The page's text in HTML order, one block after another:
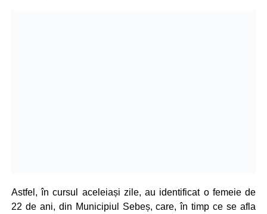
Astfel, în cursul aceleiași zile, au identificat o femeie de
22 de ani, din Municipiul Sebeș, care, în timp ce se afla